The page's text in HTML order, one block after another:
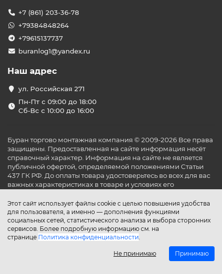
Этот сайт использует файлы cookie с целью повышения удобства
для пользователя, а именно — дополнения функциями
социальных сетей, статистического анализа и выбора сторонних
сервисов. Более подробную информацию см. на
странице Политика конфиденциальности.
Не принимаю Принимаю
+7 (861) 203-36-78
+79384848264
+79615137737
buranlog1@yandex.ru
Наш адрес
ул. Российская 271
Пн-Пт с 09:00 до 18:00
Сб-Вс с 10:00 до 16:00
Буран торгово монтажная компания © 2009-2026 Все права
защищены. Предоставленная на сайте информация несёт
справочный характер. Информация на сайте не является
публичной офертой, определяемой положениями Статьи
437 ГК РФ. До оплаты товара удостоверьтесь во всех для вас
важных характеристиках в товаре и условиях его